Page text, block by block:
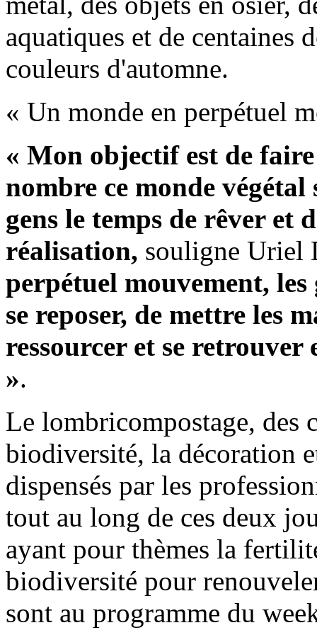
aquatiques et de centaines
couleurs d'automne.
« Un monde en perpétuel
« Mon objectif est de
nombre ce monde
gens le temps de rêver et
réalisation, souligne Uriel
perpétuel mouvement, les
se reposer, de mettre les
ressourcer et se
».
Le lombricompostage, des
biodiversité, la décoration
dispensés par les
tout au long de ces deux
ayant pour thèmes la
biodiversité pour
sont au programme du